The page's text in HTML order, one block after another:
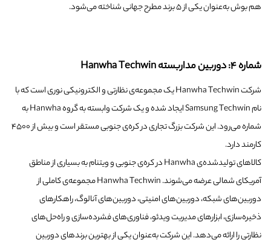
هم بوش به‌عنوان یکی از ۵ برند مطرح جهانی شناخته می‌شود.
شماره ۴: دوربین مداربسته Hanwha Techwin
شرکت Hanwha Techwin یک مجموعه‌ی نظارتی و الکترونیکی نوری است که با
نام Samsung Techwin ایجاد شده و یک شرکت وابسته به گروه Hanwha به
شماره می‌رود. این شرکت بزرگ تجاری در کره‌ی جنوبی مستقر است و بیش از ۴۵۰۰
کارمند دارد.
کالاهای تولیدشده‌ی Hanwha در کره‌ی جنوبی و ویتنام به بسیاری از مناطق
آمریکای شمالی عرضه می‌شوند. Hanwha Techwin مجموعه‌ی کاملی از
دوربین‌های شبکه، دوربین‌های امنیتی، دوربین‌های آنالوگ، راهکارهای
ذخیره‌سازی، ابزارهای مدیریت ویدئو، فناوری‌های فشرده‌سازی و راه‌حل‌های
نظارتی را ارائه می‌دهد. این شرکت به‌عنوان یکی از بهترین برندهای دوربین